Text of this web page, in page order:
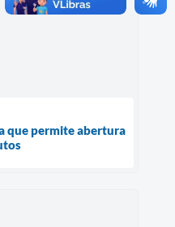
que permite abertura